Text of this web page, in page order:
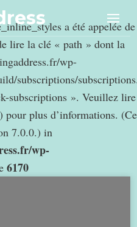
a été appelée de
lire la clé « path » dont la
wp-
subscriptions/
subscriptions ». Veuillez lire
pour plus d’informations. (Ce
7.0.0.) in
wp-
6170